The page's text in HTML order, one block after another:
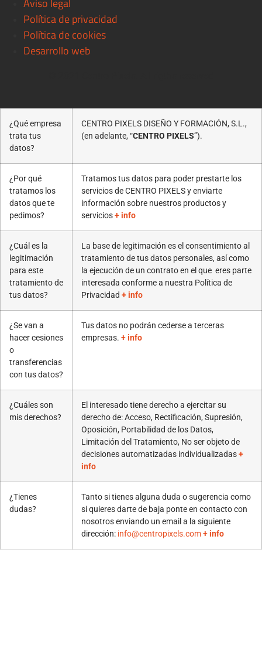
Aviso legal
Política de privacidad
Política de cookies
Desarrollo web
¿Qué empresa
trata tus
datos?
CENTRO PIXELS DISEÑO Y FORMACIÓN, S.L.,
(en adelante, “CENTRO PIXELS”).
¿Por qué
tratamos los
datos que te
pedimos?
Tratamos tus datos para poder prestarte los
servicios de CENTRO PIXELS y enviarte
información sobre nuestros productos y
servicios+ info
¿Cuál es la
legitimación
para este
tratamiento de
tus datos?
La base de legitimación es el consentimiento al
tratamiento de tus datos personales, así como
la ejecución de un contrato en el que eres parte
interesada conforme a nuestra Política de
Privacidad + info
¿Se van a
hacer cesiones
o
transferencias
con tus datos?
Tus datos no podrán cederse a terceras
empresas. + info
¿Cuáles son
mis derechos?
El interesado tiene derecho a ejercitar su
derecho de: Acceso, Rectificación, Supresión,
Oposición, Portabilidad de los Datos,
Limitación del Tratamiento, No ser objeto de
decisiones automatizadas individualizadas+
info
¿Tienes
dudas?
Tanto si tienes alguna duda o sugerencia como
si quieres darte de baja ponte en contacto con
nosotros enviando un email a la siguiente
dirección: info@centropixels.com+ info